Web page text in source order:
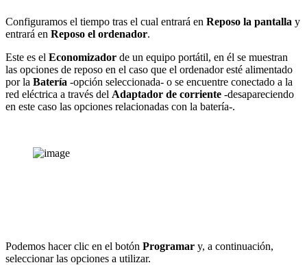
Configuramos el tiempo tras el cual entrará en Reposo la pantalla y
entrará en Reposo el ordenador.
Este es el Economizador de un equipo portátil, en él se muestran
las opciones de reposo en el caso que el ordenador esté alimentado
por la Batería -opción seleccionada- o se encuentre conectado a la
red eléctrica a través del Adaptador de corriente -desapareciendo
en este caso las opciones relacionadas con la batería-.
Podemos hacer clic en el botón Programar y, a continuación,
seleccionar las opciones a utilizar.